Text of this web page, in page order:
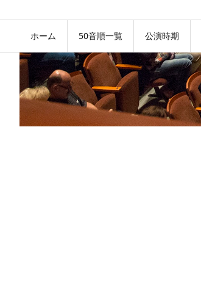
ホーム 50音順一覧 公演時期